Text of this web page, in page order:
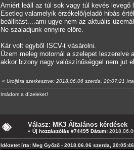
Amiért leáll az túl sok vagy túl kevés levegő
Esetleg valamelyik érzékelő/jeladó hibás
beállítást....ami ugye nem az aktuális
Ne szaladjunk ennyire előre.
Kár volt egyből ISCV-t vásárolni.
Üzem meleg motornál a szelepet
akkor bizony nagy valószínűséggel nem jut
« Utoljára szerkesztve: 2018.06.06 szerda, 20:07:21
Imádom a dízeleket!
Válasz: MK3 Általános kérdések
« Új hozzászólás #74495 Dátum:
Idézetet írta: Meg Győző - 2018.06.06 szerda, 20:05:46